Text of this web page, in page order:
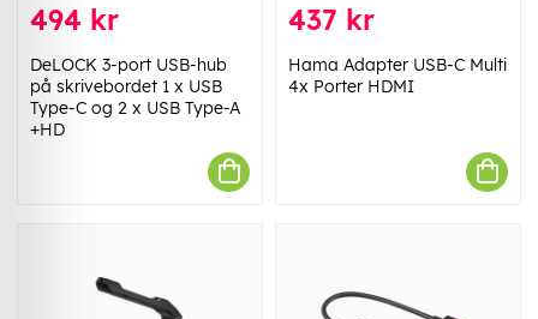
494 kr
DeLOCK 3-port USB-hub
på skrivebordet 1 x USB
Type-C og 2 x USB Type-A
+HD
437 kr
Hama Adapter USB-C Multi
4x Porter HDMI